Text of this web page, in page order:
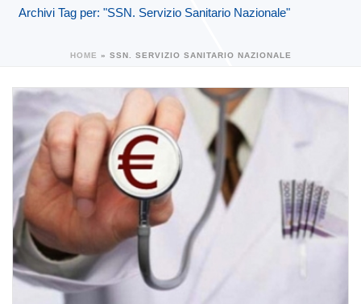
Archivi Tag per: "SSN. Servizio Sanitario Nazionale"
HOME » SSN. SERVIZIO SANITARIO NAZIONALE